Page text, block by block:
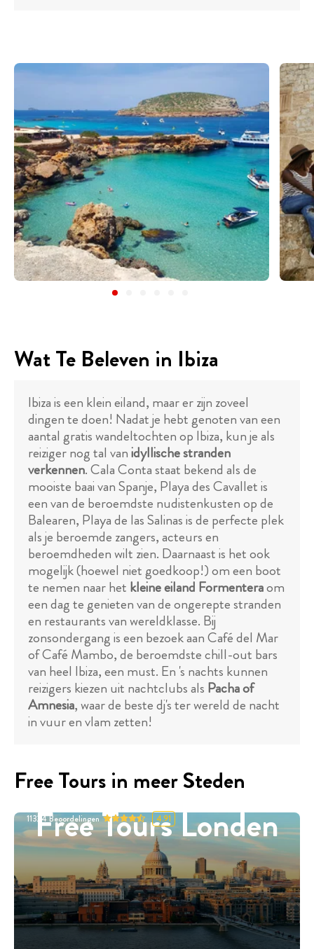
Wat Te Beleven in Ibiza
Ibiza is een klein eiland, maar er zijn zoveel
dingen te doen! Nadat je hebt genoten van een
aantal gratis wandeltochten op Ibiza, kun je als
reiziger nog tal vanidyllische stranden
verkennen. Cala Conta staat bekend als de
mooiste baai van Spanje, Playa des Cavallet is
een van de beroemdste nudistenkusten op de
Balearen, Playa de las Salinas is de perfecte plek
als je beroemde zangers, acteurs en
beroemdheden wilt zien. Daarnaast is het ook
mogelijk (hoewel niet goedkoop!) om een boot
te nemen naar het kleine eiland Formenteraom
een dag te genieten van de ongerepte stranden
en restaurants van wereldklasse. Bij
zonsondergang is een bezoek aan Café del Mar
of Café Mambo, de beroemdste chill-out bars
van heel Ibiza, een must. En 's nachts kunnen
reizigers kiezen uit nachtclubs als Pacha of
Amnesia, waar de beste dj's ter wereld de nacht
in vuur en vlam zetten!
Free Tours in meer Steden
Free Tours Londen
11324Beoordelingen 4.91